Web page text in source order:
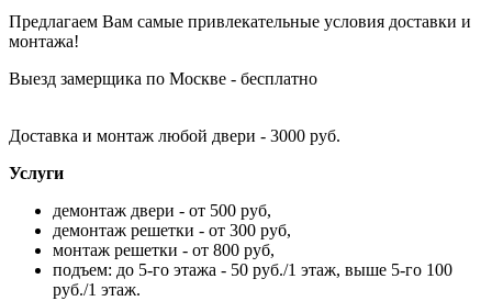
Предлагаем Вам самые привлекательные условия доставки и
монтажа!
Выезд замерщика по Москве - бесплатно
Доставка и монтаж любой двери - 3000 руб.
Услуги
демонтаж двери - от 500 руб,
демонтаж решетки - от 300 руб,
монтаж решетки - от 800 руб,
подъем: до 5-го этажа - 50 руб./1 этаж, выше 5-го 100
руб./1 этаж.